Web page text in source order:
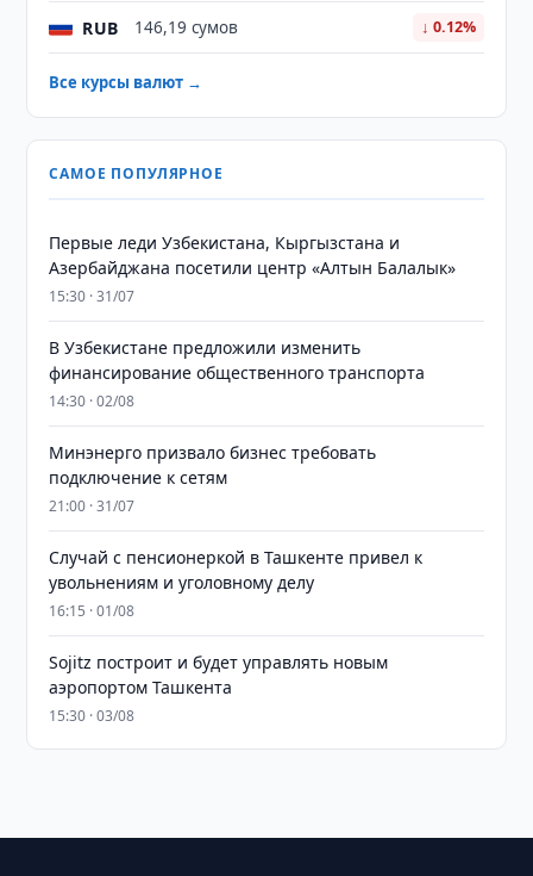
RUB 146,19 сумов ↓ 0.12%
Все курсы валют →
САМОЕ ПОПУЛЯРНОЕ
Первые леди Узбекистана, Кыргызстана и
Азербайджана посетили центр «Алтын Балалык»
15:30 · 31/07
В Узбекистане предложили изменить
финансирование общественного транспорта
14:30 · 02/08
Минэнерго призвало бизнес требовать
подключение к сетям
21:00 · 31/07
Случай с пенсионеркой в Ташкенте привел к
увольнениям и уголовному делу
16:15 · 01/08
Sojitz построит и будет управлять новым
аэропортом Ташкента
15:30 · 03/08